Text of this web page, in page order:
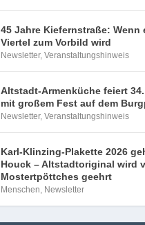
45 Jahre Kiefernstraße: Wenn
Viertel zum Vorbild wird
Newsletter,Veranstaltungshinweis
Altstadt-Armenküche feiert
mit großem Fest auf dem
Newsletter,Veranstaltungshinweis
Karl-Klinzing-Plakette 2026
Houck – Altstadtoriginal wird
Mostertpöttches geehrt
Menschen Newsletter